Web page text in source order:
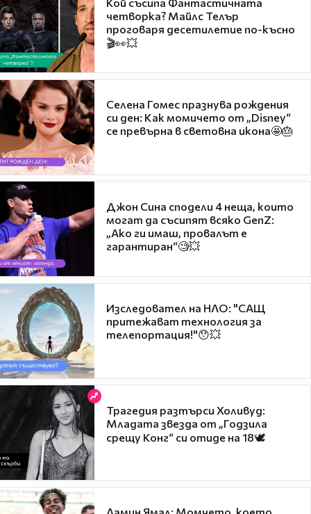
четворка? Майлс Телър
проговаря десетилетие по-късно
🎬👀💥
Селена Гомес празнува рождения
си ден: Как момичето от „Disney“
се превърна в световна икона🤩🎂
Джон Сина сподели 4 неща, които
могат да съсипят всяко GenZ:
„Ако ги имаш, провалът е
гарантиран“🧐💥
Изследовател на НЛО: "САЩ
притежават технология за
телепортация!"😯💥
Трагедия разтърси Холивуд:
Младата звезда от „Годзила
срещу Конг“ си отиде на 18🕊️